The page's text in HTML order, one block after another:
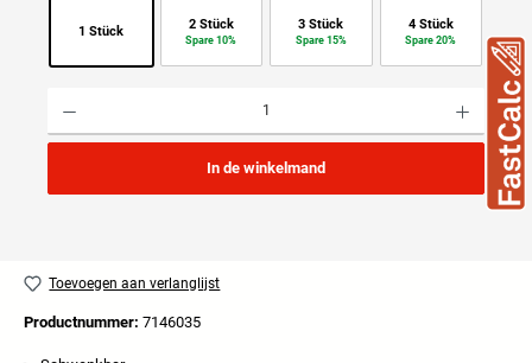
1 Stück 2 Stück
Spare 10%
3 Stück
Spare 15%
4 Stück
Spare 20%
Producthoeveelheid: Voer de gewenste hoeveelheid in of gebruik de knoppen om de
In de winkelmand
Toevoegen aan verlanglijst
Productnummer: 7146035